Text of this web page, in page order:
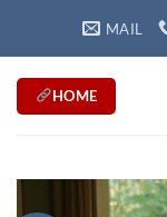
MAIL
HOME